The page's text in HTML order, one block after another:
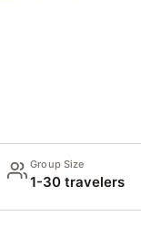
Group Size
1-30 travelers